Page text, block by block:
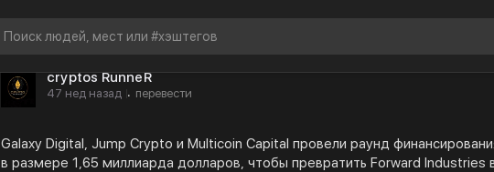
cryptos RunneR
47 нед назад · перевести
Galaxy Digital, Jump Crypto и Multicoin Capital провели раунд
в размере 1,65 миллиарда долларов, чтобы превратить Forward Industries